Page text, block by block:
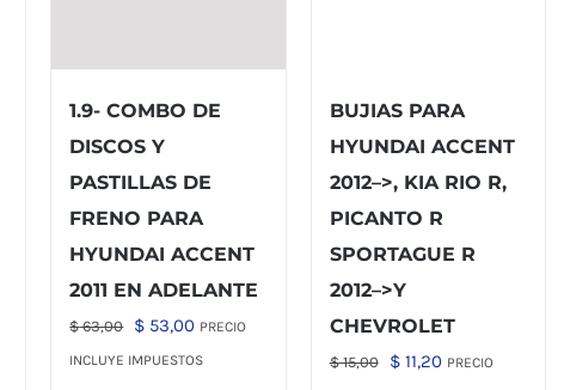
1.9- COMBO DE
DISCOS Y
PASTILLAS DE
FRENO PARA
HYUNDAI ACCENT
2011 EN ADELANTE
$63,00
El
precio
$ 53,00El
precio
PRECIO
INCLUYE IMPUESTOS
BUJIAS PARA
HYUNDAI ACCENT
2012–>, KIA RIO R,
PICANTO R
SPORTAGUE R
2012–>Y
CHEVROLET
$15,00
El
$11,20ElPRECIO